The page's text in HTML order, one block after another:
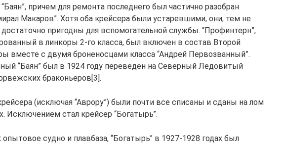
причем для ремонта последнего был частично разобран
Макаров”. Хотя оба крейсера были устаревшими, они, тем не
пригодны для вспомогательной службы. “Профинтерн”,
в линкоры 2-го класса, был включен в состав Второй
вместе с двумя броненосцами класса “Андрей Первозванный”.
“Баян” был в 1924 году переведен на Северный Ледовитый
браконьеров[3].
(исключая “Аврору”) были почти все списаны и сданы на лом
Исключением стал крейсер “Богатырь”.
судно и плавбаза, “Богатырь” в 1927-1928 годах был